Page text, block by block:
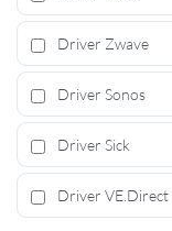
Driver Zwave
Driver Sonos
Driver Sick
Driver VE.Direct